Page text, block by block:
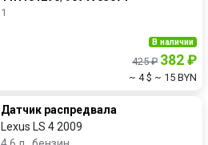
1
В наличии
425 ₽ 382 ₽
~ 4 $ ~ 15 BYN
Датчик распредвала
Lexus LS 4 2009